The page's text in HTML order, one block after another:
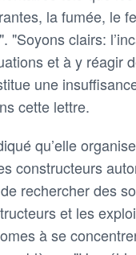
la fumée, le
"Soyons clairs:
et à y réagir
une
cette lettre.
qu’elle
constructeurs
rechercher des
et les
à se